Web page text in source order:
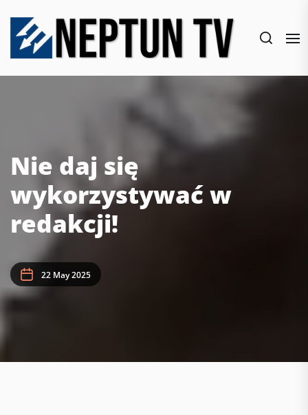
content
Nie daj się
wykorzystywać w
redakcji!
22 May 2025